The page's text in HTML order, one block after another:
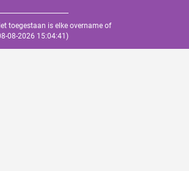
toegestaan is elke overname of
08-2026 15:04:41)